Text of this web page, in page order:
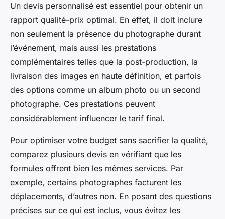
Un devis personnalisé est essentiel pour obtenir un
rapport qualité-prix optimal. En effet, il doit inclure
non seulement la présence du photographe durant
l’événement, mais aussi les prestations
complémentaires telles que la post-production, la
livraison des images en haute définition, et parfois
des options comme un album photo ou un second
photographe. Ces prestations peuvent
considérablement influencer le tarif final.
Pour optimiser votre budget sans sacrifier la qualité,
comparez plusieurs devis en vérifiant que les
formules offrent bien les mêmes services. Par
exemple, certains photographes facturent les
déplacements, d’autres non. En posant des questions
précises sur ce qui est inclus, vous évitez les